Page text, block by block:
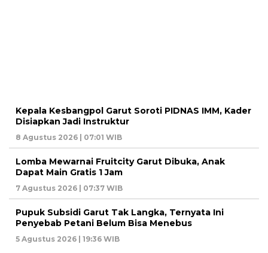
Kepala Kesbangpol Garut Soroti PIDNAS IMM, Kader
Disiapkan Jadi Instruktur
8 Agustus 2026 | 07:01 WIB
Lomba Mewarnai Fruitcity Garut Dibuka, Anak
Dapat Main Gratis 1 Jam
7 Agustus 2026 | 07:37 WIB
Pupuk Subsidi Garut Tak Langka, Ternyata Ini
Penyebab Petani Belum Bisa Menebus
5 Agustus 2026 | 19:36 WIB